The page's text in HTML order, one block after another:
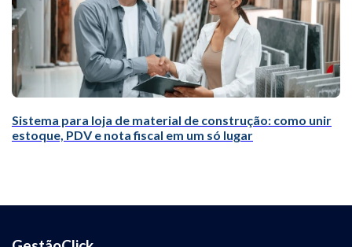
Sistema para loja de material de construção: como unir
estoque, PDV e nota fiscal em um só lugar